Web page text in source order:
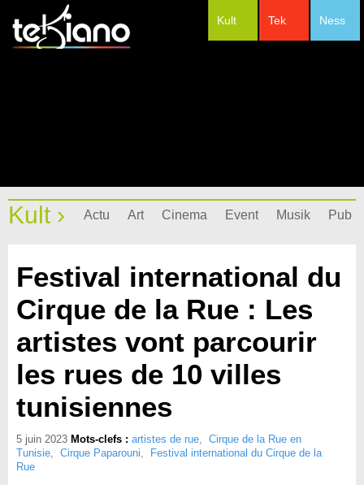
Ness
Tek
Kult
Kult › Actu Art Cinema Event Musik Pub
Festival international du
Cirque de la Rue : Les
artistes vont parcourir
les rues de 10 villes
tunisiennes
5 juin 2023 Mots-clefs : artistes de rue, Cirque de la Rue en
Tunisie, Cirque Paparouni,
Festival international du Cirque de la
Rue